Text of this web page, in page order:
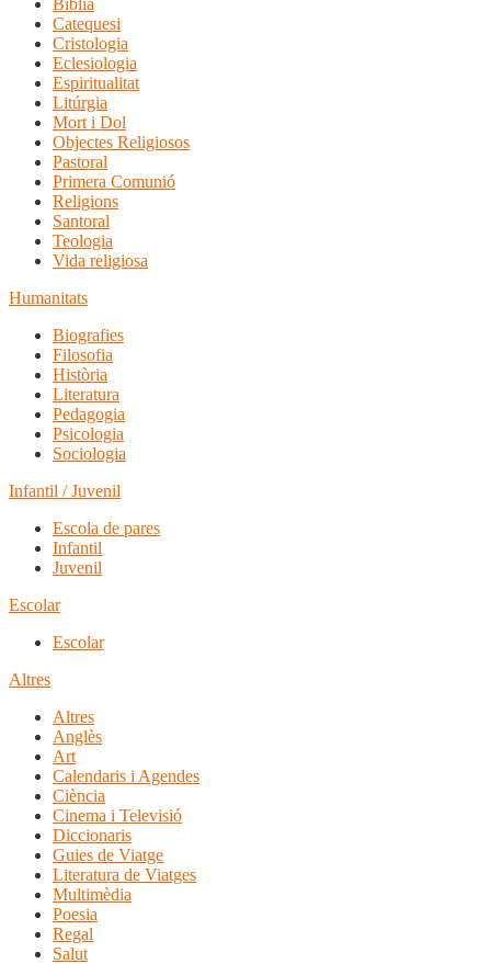
Bíblia
Catequesi
Cristologia
Eclesiologia
Espiritualitat
Litúrgia
Mort i Dol
Objectes Religiosos
Pastoral
Primera Comunió
Religions
Santoral
Teologia
Vida religiosa
Humanitats
Biografies
Filosofia
Història
Literatura
Pedagogia
Psicologia
Sociologia
Infantil / Juvenil
Escola de pares
Infantil
Juvenil
Escolar
Escolar
Altres
Altres
Anglès
Art
Calendaris i Agendes
Ciència
Cinema i Televisió
Diccionaris
Guies de Viatge
Literatura de Viatges
Multimèdia
Poesia
Regal
Salut